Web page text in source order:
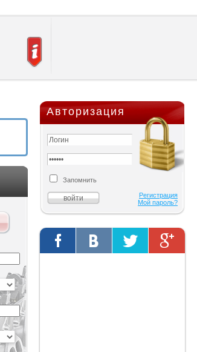
Авторизация
Запомнить
Регистрация
Мой пароль?